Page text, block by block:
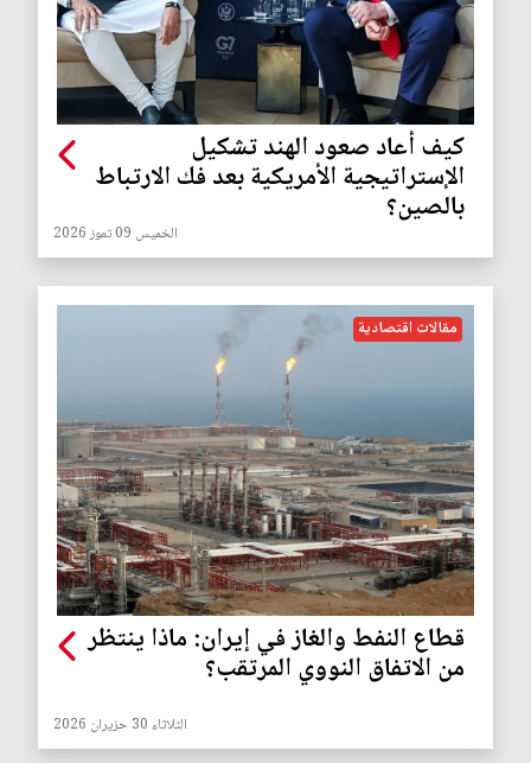
كيف أعاد صعود الهند تشكيل
الإستراتيجية الأمريكية بعد فك الارتباط
بالصين؟
الخميس 09 تموز 2026
مقالات اقتصادية
قطاع النفط والغاز في إيران: ماذا ينتظر
من الاتفاق النووي المرتقب؟
الثلاثاء 30 حزيران 2026